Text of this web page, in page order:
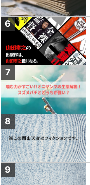
6
7
8
9